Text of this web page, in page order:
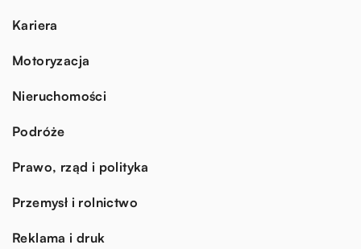
Kariera
Motoryzacja
Nieruchomości
Podróże
Prawo, rząd i polityka
Przemysł i rolnictwo
Reklama i druk